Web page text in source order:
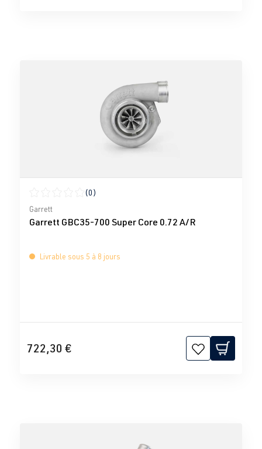
Note moyenne de 0 sur 5 étoiles
(0)
Garrett
Garrett GBC35-700 Super Core 0.72 A/R
Livrable sous 5 à 8 jours
722,30 €